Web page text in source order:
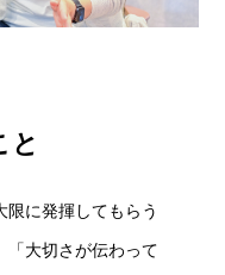
と
限に発揮してもらう
「大切さが伝わって